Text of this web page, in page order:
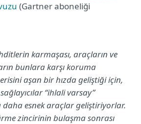
(Gartner aboneliği
karmaşası, araçların ve
bunlara karşı koruma
aşan bir hızda geliştiği için,
“ihlali varsay”
daha esnek araçlar geliştiriyorlar.
zincirinin bulaşma sonrası